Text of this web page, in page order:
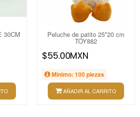
30CM Peluche de patito 25*20 cm
TOY882
$55.00MXN
Mínimo: 100 piezas
AÑADIR AL CARRITO